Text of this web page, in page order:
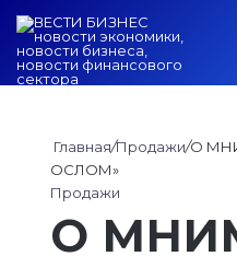
Главная/Продажи/О
ОСЛОМ»
Продажи
О